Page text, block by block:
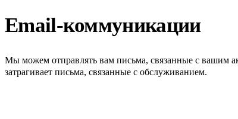
Email-коммуникации
Мы можем отправлять вам письма, связанные с вашим
затрагивает письма, связанные с обслуживанием.